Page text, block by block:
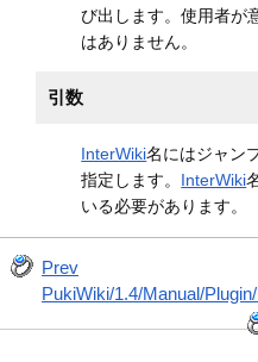
び出します。使用者が
はありません。
引数
InterWiki名にはジャン
指定します。 InterWiki
いる必要があります。
Prev
PukiWiki/1.4/Manual/